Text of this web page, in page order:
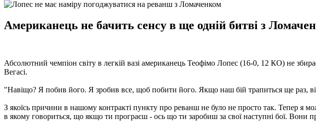
Американець не бачить сенсу в ще одній битві з
Абсолютний чемпіон світу в легкій вазі американець Теофімо Лопес (16-0, 12 КО) не
Вегасі.
"Навіщо? Я побив його. Я зробив все, щоб побити його. Якщо наш бій трапиться ще раз,
З якоїсь причини в нашому контракті пункту про реванш не було не просто так. Тепер я
в якому говориться, що якщо ти програєш - ось що ти заробиш за свої наступні бої. Вони